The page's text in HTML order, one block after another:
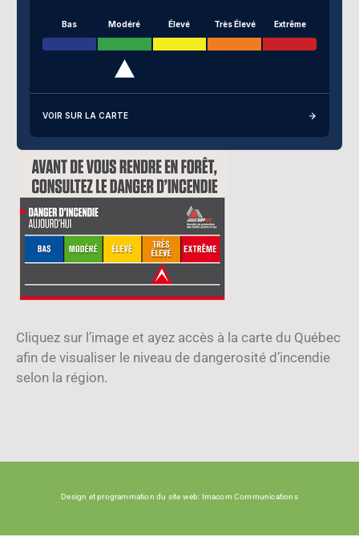
Bas Modéré Élevé Très Élevé Extrême
VOIR SUR LA CARTE
Cliquez sur l’image et ayez accès à la carte du Québec
afin de visualiser le niveau de dangerosité d’incendie
selon la région.
Design et programmation du site web: Imacom Communications